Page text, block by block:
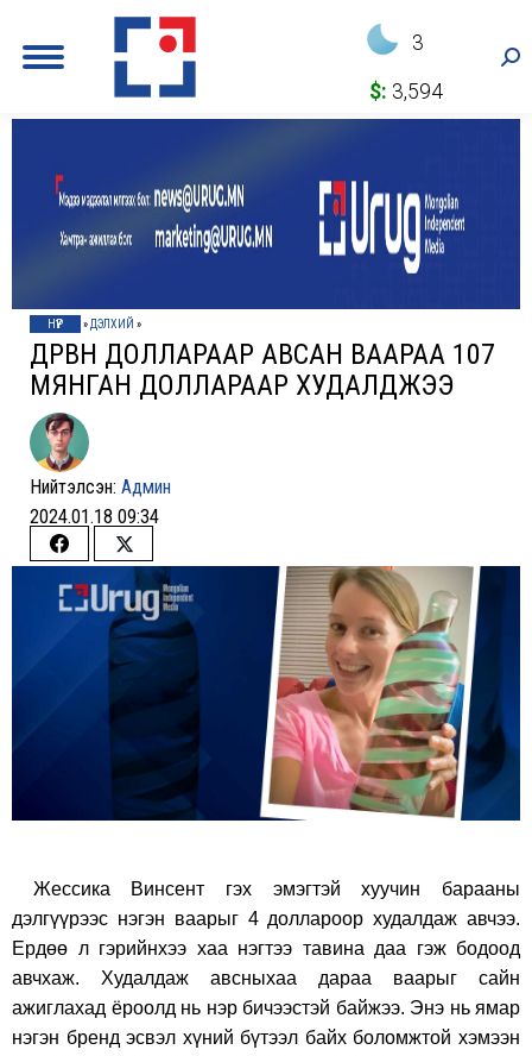
3
$: 3,594
НҮҮР »ДЭЛХИЙ »
ДӨРВӨН ДОЛЛАРААР АВСАН ВААРАА 107
МЯНГАН ДОЛЛАРААР ХУДАЛДЖЭЭ
Нийтэлсэн: Админ
2024.01.18 09:34
Share
on
Facebook
Share
on
Twitter
Жессика Винсент гэх эмэгтэй хуучин барааны
дэлгүүрээс нэгэн ваарыг 4 доллароор худалдаж авчээ.
Ердөө л гэрийнхээ хаа нэгтээ тавина даа гэж бодоод
авчхаж. Худалдаж авсныхаа дараа ваарыг сайн
ажиглахад ёроолд нь нэр бичээстэй байжээ. Энэ нь ямар
нэгэн бренд эсвэл хүний бүтээл байх боломжтой хэмээн